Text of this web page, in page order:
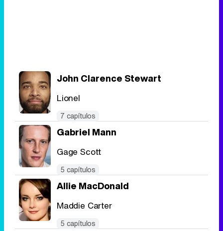
John Clarence Stewart
Lionel
7 capítulos
Gabriel Mann
Gage Scott
5 capítulos
Allie MacDonald
Maddie Carter
5 capítulos